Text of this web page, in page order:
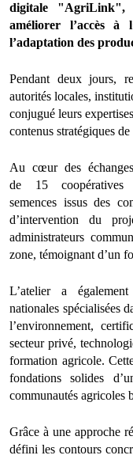
digitale "AgriLink",
améliorer l’accès à
l’adaptation des
Pendant deux jours,
autorités locales,
conjugué leurs
contenus stratégiques
Au cœur des
de 15
semences issus des
d’intervention du
administrateurs
zone, témoignant d’un
L’atelier a
nationales spécialisées
l’environnement,
secteur privé,
formation agricole.
fondations solides
communautés agricoles
Grâce à une approche
défini les contours